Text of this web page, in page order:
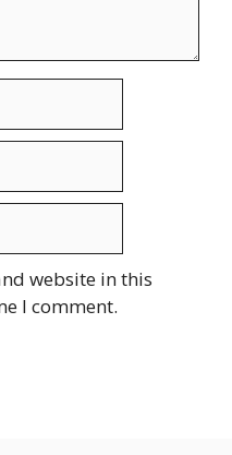
website in this
I comment.